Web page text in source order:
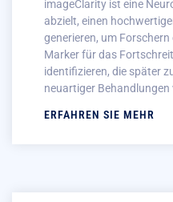
imageClarity ist eine
abzielt, einen
generieren, um
Marker für das
identifizieren, die später
neuartiger
ERFAHREN SIE MEHR